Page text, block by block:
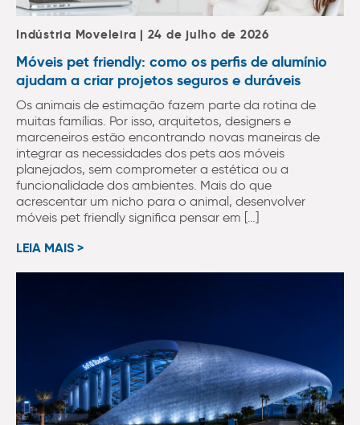
Indústria Moveleira | 24 de julho de 2026
Móveis pet friendly: como os perfis de alumínio
ajudam a criar projetos seguros e duráveis
Os animais de estimação fazem parte da rotina de
muitas famílias. Por isso, arquitetos, designers e
marceneiros estão encontrando novas maneiras de
integrar as necessidades dos pets aos móveis
planejados, sem comprometer a estética ou a
funcionalidade dos ambientes. Mais do que
acrescentar um nicho para o animal, desenvolver
móveis pet friendly significa pensar em […]
LEIA MAIS >